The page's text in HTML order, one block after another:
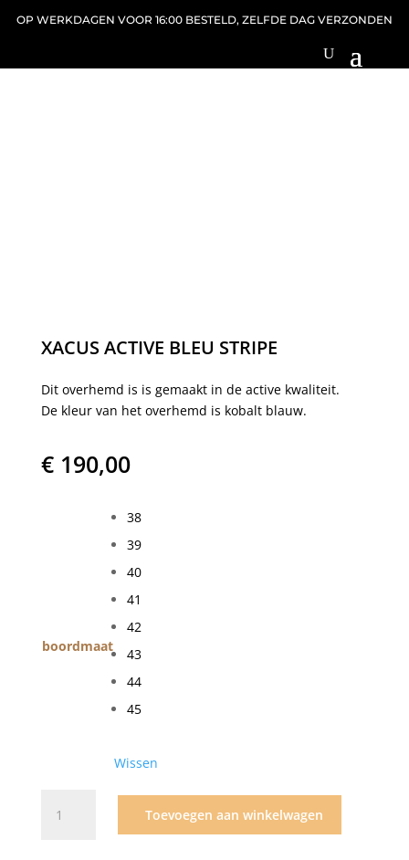
OP WERKDAGEN VOOR 16:00 BESTELD, ZELFDE DAG VERZONDEN
XACUS ACTIVE BLEU STRIPE
Dit overhemd is is gemaakt in de active kwaliteit.
De kleur van het overhemd is kobalt blauw.
€190,00
boordmaat
38
39
40
41
42
43
44
45
Wissen
Active
Toevoegen aan winkelwagen